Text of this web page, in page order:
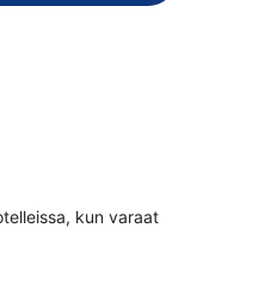
kun varaat